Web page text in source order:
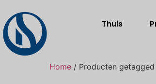
Thuis
Home / Producten getagged